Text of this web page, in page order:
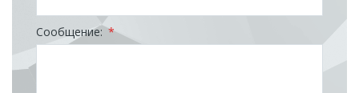
Сообщение:*